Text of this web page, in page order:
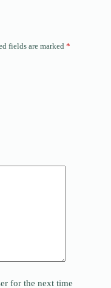
fields are marked *
for the next time